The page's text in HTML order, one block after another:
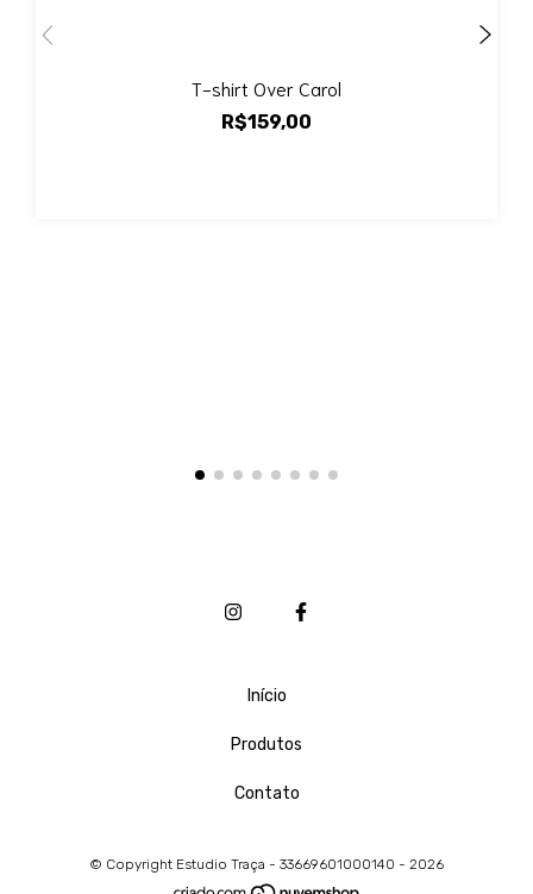
T-shirt Over Carol
R$159,00
Início
Produtos
Contato
© Copyright Estudio Traça - 33669601000140 - 2026